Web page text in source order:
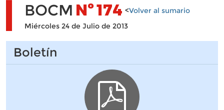
BOCM Nº174 <Volver al sumario
Miércoles 24 de Julio de 2013
Boletín